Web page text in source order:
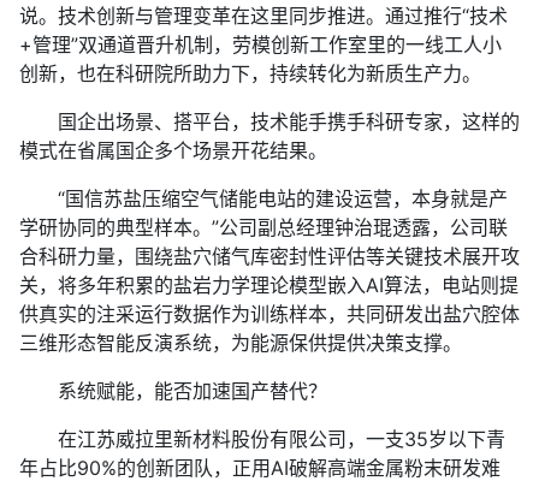
说。技术创新与管理变革在这里同步推进。通过推行“技术
+管理”双通道晋升机制，劳模创新工作室里的一线工人小
创新，也在科研院所助力下，持续转化为新质生产力。
国企出场景、搭平台，技术能手携手科研专家，这样的
模式在省属国企多个场景开花结果。
“国信苏盐压缩空气储能电站的建设运营，本身就是产
学研协同的典型样本。”公司副总经理钟治琨透露，公司联
合科研力量，围绕盐穴储气库密封性评估等关键技术展开攻
关，将多年积累的盐岩力学理论模型嵌入AI算法，电站则提
供真实的注采运行数据作为训练样本，共同研发出盐穴腔体
三维形态智能反演系统，为能源保供提供决策支撑。
系统赋能，能否加速国产替代？
在江苏威拉里新材料股份有限公司，一支35岁以下青
年占比90%的创新团队，正用AI破解高端金属粉末研发难